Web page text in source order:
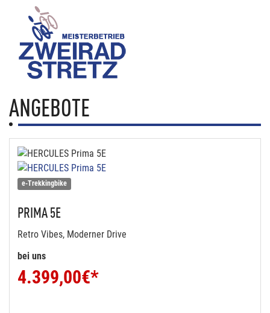
ANGEBOTE
e-Trekkingbike
PRIMA 5E
Retro Vibes, Moderner Drive
bei uns
4.399,00€*